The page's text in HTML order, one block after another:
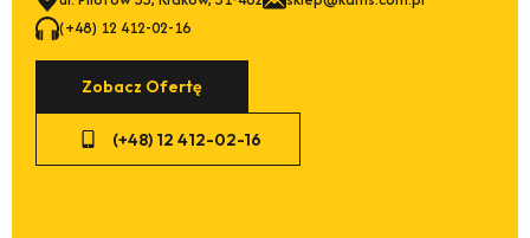
(+48) 12 412-02-16
Zobacz Ofertę
(+48) 12 412-02-16